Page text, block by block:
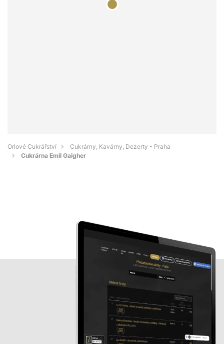
Orlové Cukrářství
Cukrárny, Kavárny, Dezerty - Praha
Cukrárna Emil Gaigher